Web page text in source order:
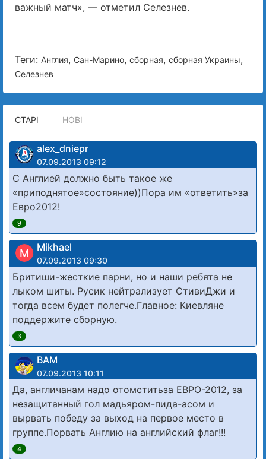
важный матч», — отметил Селезнев.
Теги: Англия, Сан-Марино, сборная, сборная Украины,
Селезнев
СТАРІ НОВІ
alex_dniepr
07.09.2013 09:12
С Англией должно быть такое же
«приподнятое»состояние))Пора им «ответить»за
Евро2012!
9
M Mikhael
07.09.2013 09:30
Бритиши-жесткие парни, но и наши ребята не
лыком шиты. Русик нейтрализует СтивиДжи и
тогда всем будет полегче.Главное: Киевляне
поддержите сборную.
3
ВАМ
07.09.2013 10:11
Да, англичанам надо отомститьза ЕВРО-2012, за
незащитанный гол мадьяром-пида-асом и
вырвать победу за выход на первое место в
группе.Порвать Англию на английский флаг!!!
4